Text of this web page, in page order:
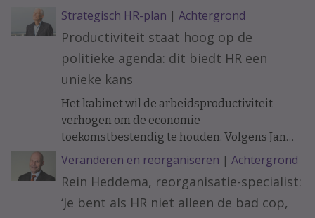
organisatiepsychologie Janneke Oostrom.
Strategisch HR-plan | Achtergrond
Productiviteit staat hoog op de
politieke agenda: dit biedt HR een
unieke kans
Het kabinet wil de arbeidsproductiviteit
verhogen om de economie
toekomstbestendig te houden. Volgens Jan
Tjerk Boonstra biedt de nieuwe
Productiviteitsagenda HR een uitgelezen
kans om een strategischere rol te pakken bij
innovatie, werkontwerp en
Veranderen en reorganiseren | Achtergrond
Rein Heddema, reorganisatie-specialist:
‘Je bent als HR niet alleen de bad cop,